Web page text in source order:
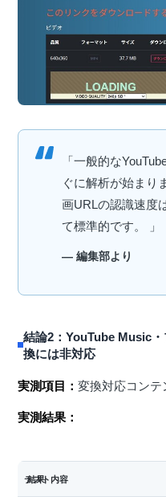
「一般的な
ぐに解析が始まり
画URLの認識速度
て標準的です。 」
— 編集部より
結論2：YouTube Music
換には非対応
実測項目：変換対応コンテ
実測結果：
テスト内容
結果